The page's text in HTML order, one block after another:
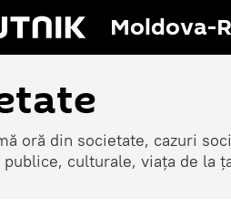
Moldova-
oră din societate, cazuri
culturale, viața de la